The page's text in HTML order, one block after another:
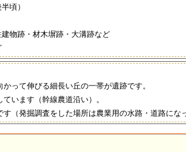
頃）
物跡・材木塀跡・大溝跡など
って伸びる細長い丘の一帯が遺跡です。
います（幹線農道沿い）。
（発掘調査をした場所は農業用の水路・道路にな